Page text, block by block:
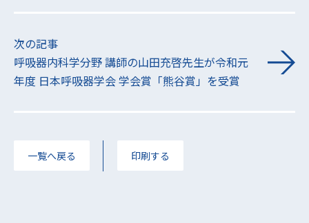
次の記事
呼吸器内科学分野 講師の山田充啓先生が令和元
年度 日本呼吸器学会 学会賞「熊谷賞」を受賞
一覧へ戻る 印刷する